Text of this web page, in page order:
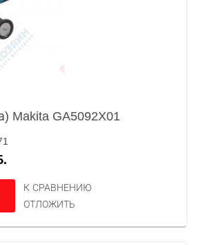
Makita GA5092X01
К СРАВНЕНИЮ
ОТЛОЖИТЬ